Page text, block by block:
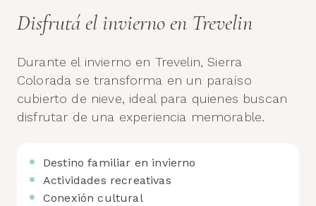
Disfrutá el invierno en Trevelin
Durante el invierno en Trevelin, Sierra
Colorada se transforma en un paraíso
cubierto de nieve, ideal para quienes buscan
disfrutar de una experiencia memorable.
Destino familiar en invierno
Actividades recreativas
Conexión cultural